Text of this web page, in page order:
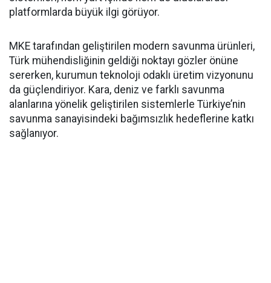
platformlarda büyük ilgi görüyor.
MKE tarafından geliştirilen modern savunma ürünleri,
Türk mühendisliğinin geldiği noktayı gözler önüne
sererken, kurumun teknoloji odaklı üretim vizyonunu
da güçlendiriyor. Kara, deniz ve farklı savunma
alanlarına yönelik geliştirilen sistemlerle Türkiye’nin
savunma sanayisindeki bağımsızlık hedeflerine katkı
sağlanıyor.